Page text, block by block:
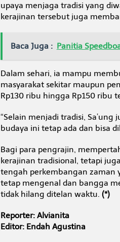
upaya menjaga tradisi yang
kerajinan tersebut juga
Baca Juga : Panitia
Dalam sehari, ia mampu
masyarakat sekitar maupun
Rp130 ribu hingga Rp150 ribu
“Selain menjadi tradisi,
budaya ini tetap ada dan bisa
Bagi para pengrajin,
kerajinan tradisional, tetapi
tengah perkembangan zaman
tetap mengenal dan bangga
tidak hilang ditelan waktu. (*)
Reporter: Alvianita
Editor: Endah Agustina